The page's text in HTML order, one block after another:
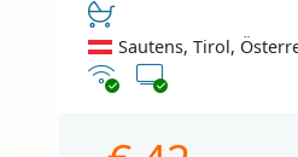
Sautens, Tirol,
Internet
TV